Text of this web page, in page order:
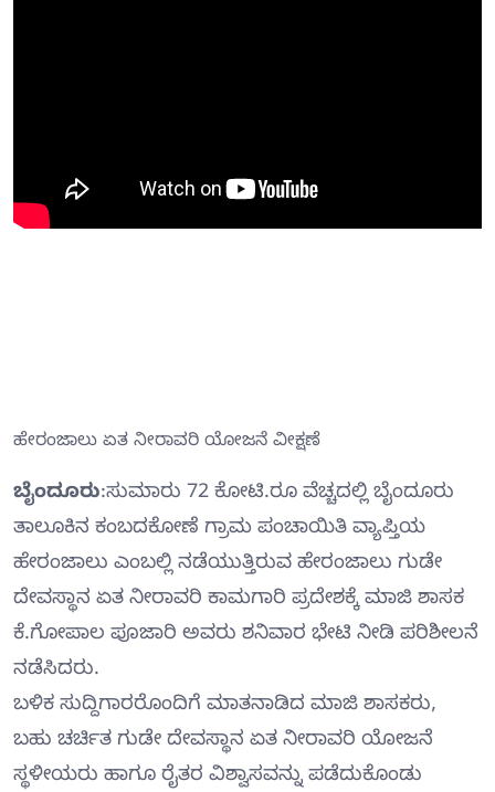
ಹೇರಂಜಾಲು ಏತ ನೀರಾವರಿ ಯೋಜನೆ ವೀಕ್ಷಣೆ
ಬೈಂದೂರು:ಸುಮಾರು 72 ಕೋಟಿ.ರೂ ವೆಚ್ಚದಲ್ಲಿ ಬೈಂದೂರು
ತಾಲೂಕಿನ ಕಂಬದಕೋಣೆ ಗ್ರಾಮ ಪಂಚಾಯಿತಿ ವ್ಯಾಪ್ತಿಯ
ಹೇರಂಜಾಲು ಎಂಬಲ್ಲಿ ನಡೆಯುತ್ತಿರುವ ಹೇರಂಜಾಲು ಗುಡೇ
ದೇವಸ್ಥಾನ ಏತ ನೀರಾವರಿ ಕಾಮಗಾರಿ ಪ್ರದೇಶಕ್ಕೆ ಮಾಜಿ ಶಾಸಕ
ಕೆ.ಗೋಪಾಲ ಪೂಜಾರಿ ಅವರು ಶನಿವಾರ ಭೇಟಿ ನೀಡಿ ಪರಿಶೀಲನೆ
ನಡೆಸಿದರು.
ಬಳಿಕ ಸುದ್ದಿಗಾರರೊಂದಿಗೆ ಮಾತನಾಡಿದ ಮಾಜಿ ಶಾಸಕರು,
ಬಹು ಚರ್ಚಿತ ಗುಡೇ ದೇವಸ್ಥಾನ ಏತ ನೀರಾವರಿ ಯೋಜನೆ
ಸ್ಥಳೀಯರು ಹಾಗೂ ರೈತರ ವಿಶ್ವಾಸವನ್ನು ಪಡೆದುಕೊಂಡು